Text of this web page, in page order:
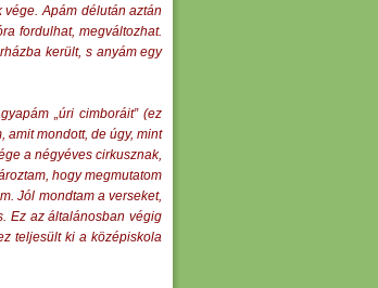
Apám délután aztán
fordulhat, megváltozhat.
került, s anyám egy
„úri cimboráit” (ez
amit mondott, de úgy, mint
a négyéves cirkusznak,
hogy megmutatom
Jól mondtam a verseket,
Ez az általánosban végig
teljesült ki a középiskola